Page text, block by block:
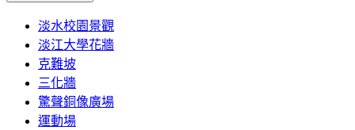
淡水校園景觀
淡江大學花牆
克難坡
三化牆
驚聲銅像廣場
運動場